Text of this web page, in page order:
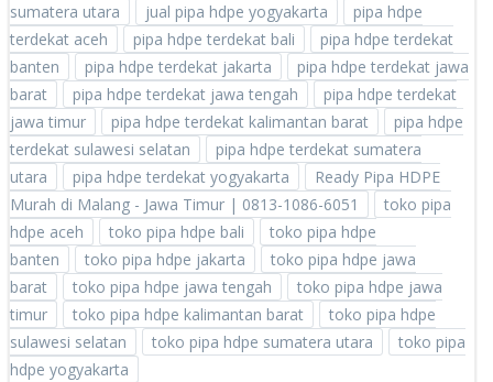
sumatera utara
jual pipa hdpe yogyakarta
pipa hdpe
terdekat aceh
pipa hdpe terdekat bali
pipa hdpe terdekat
banten
pipa hdpe terdekat jakarta
pipa hdpe terdekat jawa
barat
pipa hdpe terdekat jawa tengah
pipa hdpe terdekat
jawa timur
pipa hdpe terdekat kalimantan barat
pipa hdpe
terdekat sulawesi selatan
pipa hdpe terdekat sumatera
utara
pipa hdpe terdekat yogyakarta
Ready Pipa HDPE
Murah di Malang - Jawa Timur | 0813-1086-6051
toko pipa
hdpe aceh
toko pipa hdpe bali
toko pipa hdpe
banten
toko pipa hdpe jakarta
toko pipa hdpe jawa
barat
toko pipa hdpe jawa tengah
toko pipa hdpe jawa
timur
toko pipa hdpe kalimantan barat
toko pipa hdpe
sulawesi selatan
toko pipa hdpe sumatera utara
toko pipa
hdpe yogyakarta